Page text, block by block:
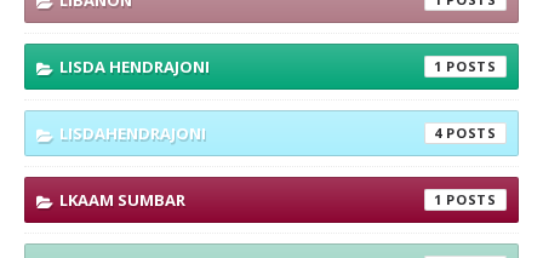
LISDA HENDRAJONI 1
LISDAHENDRAJONI 4
LKAAM SUMBAR 1